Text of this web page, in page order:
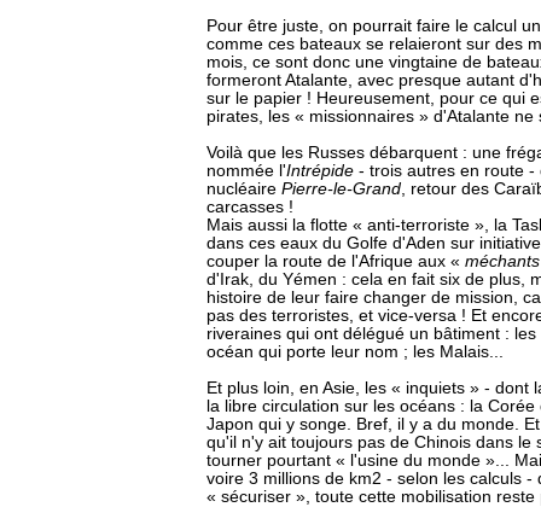
Pour être juste, on pourrait faire le calcul
comme ces bateaux se relaieront sur des
mois, ce sont donc une vingtaine de
formeront Atalante, avec presque autant
sur le papier ! Heureusement, pour ce qui
pirates, les « missionnaires » d'Atalante ne
Voilà que les Russes débarquent : une
nommée l'Intrépide - trois autres en route -
nucléaire Pierre-le-Grand, retour des
carcasses !
Mais aussi la flotte « anti-terroriste », la
dans ces eaux du Golfe d'Aden sur
couper la route de l'Afrique aux « méchants
d'Irak, du Yémen : cela en fait six de plus,
histoire de leur faire changer de mission,
pas des terroristes, et vice-versa ! Et
riveraines qui ont délégué un bâtiment :
océan qui porte leur nom ; les Malais...
Et plus loin, en Asie, les « inquiets » - dont
la libre circulation sur les océans : la
Japon qui y songe. Bref, il y a du monde.
qu'il n'y ait toujours pas de Chinois dans le
tourner pourtant « l'usine du monde »...
voire 3 millions de km2 - selon les calculs -
« sécuriser », toute cette mobilisation reste